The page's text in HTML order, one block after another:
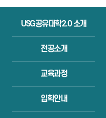
USG공유대학2.0 소개
전공소개
교육과정
입학안내